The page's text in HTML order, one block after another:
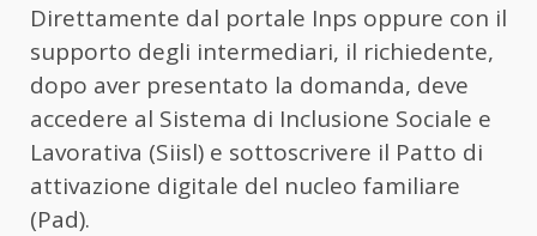
Direttamente dal portale Inps oppure con il
supporto degli intermediari, il richiedente,
dopo aver presentato la domanda, deve
accedere al Sistema di Inclusione Sociale e
Lavorativa (Siisl) e sottoscrivere il Patto di
attivazione digitale del nucleo familiare
(Pad).